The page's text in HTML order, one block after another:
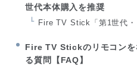
世代本体購入を推奨
Fire TV Stick「第1世代
Fire TV Stickのリモコンを
る質問【FAQ】